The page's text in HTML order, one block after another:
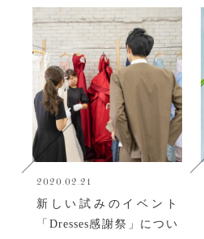
2020.02.21
新しい試みのイベント
「Dresses感謝祭」につい